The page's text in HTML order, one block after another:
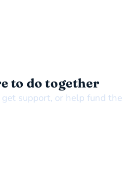
to do together
get support, or help fund the